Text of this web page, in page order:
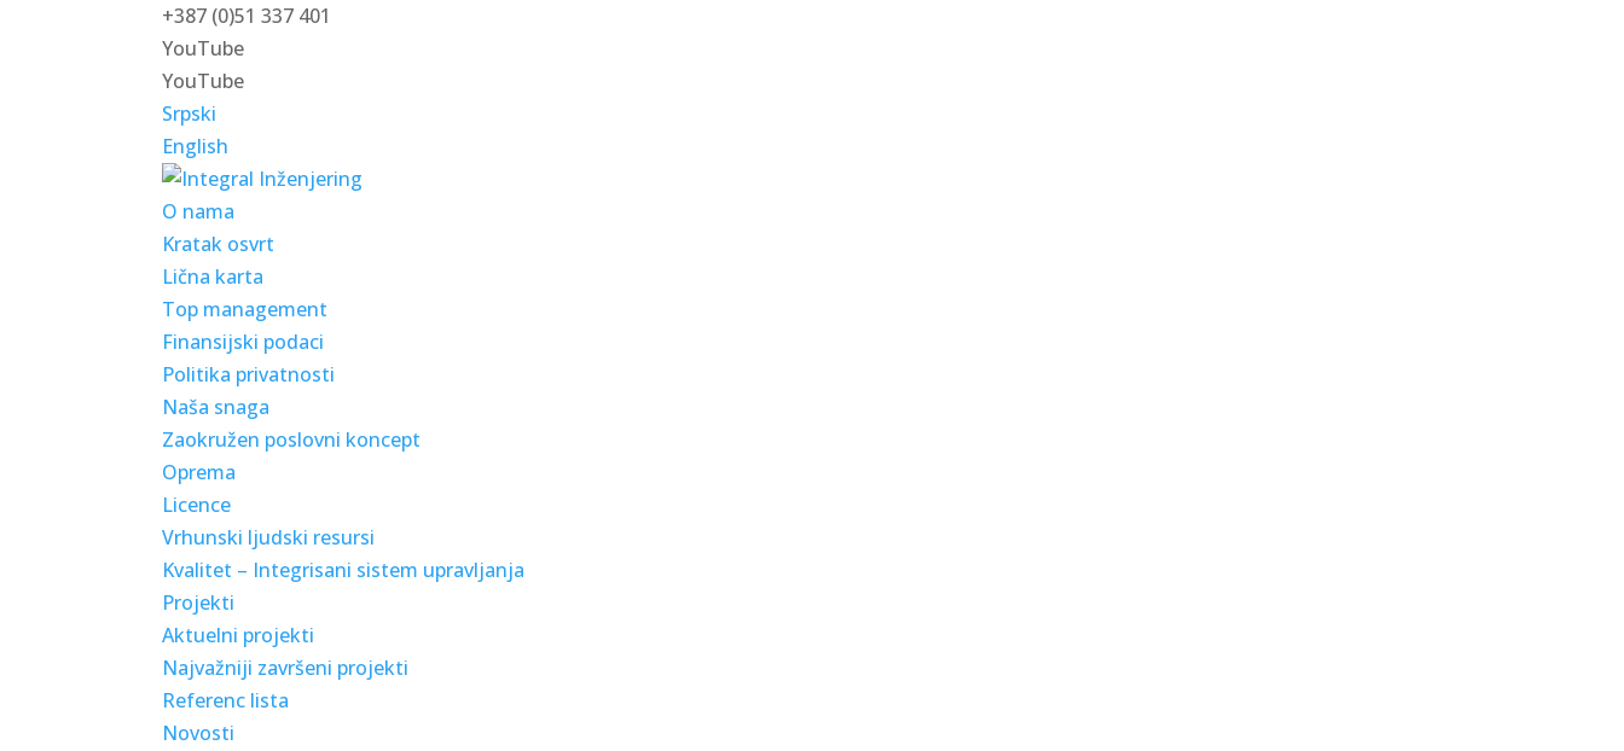
+387 (0)51 337 401
YouTube
YouTube
Srpski
English
O nama
Kratak osvrt
Lična karta
Top management
Finansijski podaci
Politika privatnosti
Naša snaga
Zaokružen poslovni koncept
Oprema
Licence
Vrhunski ljudski resursi
Kvalitet – Integrisani sistem upravljanja
Projekti
Aktuelni projekti
Najvažniji završeni projekti
Referenc lista
Novosti